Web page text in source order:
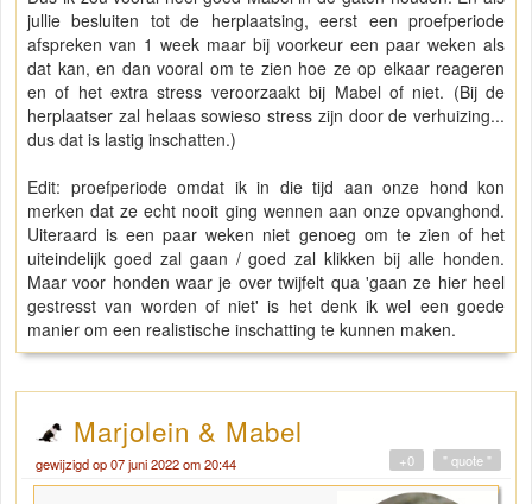
jullie besluiten tot de herplaatsing, eerst een proefperiode
afspreken van 1 week maar bij voorkeur een paar weken als
dat kan, en dan vooral om te zien hoe ze op elkaar reageren
en of het extra stress veroorzaakt bij Mabel of niet. (Bij de
herplaatser zal helaas sowieso stress zijn door de verhuizing...
dus dat is lastig inschatten.)
Edit: proefperiode omdat ik in die tijd aan onze hond kon
merken dat ze echt nooit ging wennen aan onze opvanghond.
Uiteraard is een paar weken niet genoeg om te zien of het
uiteindelijk goed zal gaan / goed zal klikken bij alle honden.
Maar voor honden waar je over twijfelt qua 'gaan ze hier heel
gestresst van worden of niet' is het denk ik wel een goede
manier om een realistische inschatting te kunnen maken.
Marjolein & Mabel
gewijzigd op 07 juni 2022 om 20:44 " quote "
+0